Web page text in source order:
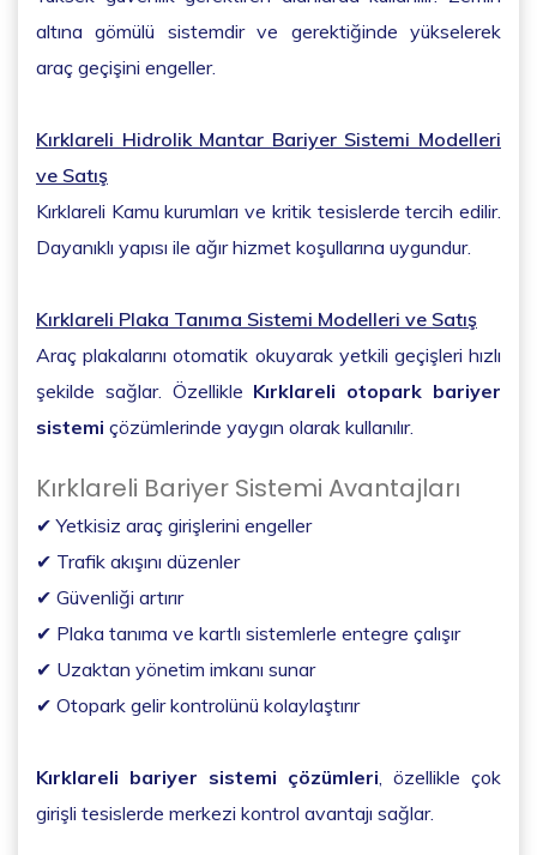
altına gömülü sistemdir ve gerektiğinde yükselerek
araç geçişini engeller.
Kırklareli Hidrolik Mantar Bariyer Sistemi Modelleri
ve Satış
Kırklareli Kamu kurumları ve kritik tesislerde tercih edilir.
Dayanıklı yapısı ile ağır hizmet koşullarına uygundur.
Kırklareli Plaka Tanıma Sistemi Modelleri ve Satış
Araç plakalarını otomatik okuyarak yetkili geçişleri hızlı
şekilde sağlar. Özellikle Kırklareli otopark bariyer
sistemi çözümlerinde yaygın olarak kullanılır.
Kırklareli Bariyer Sistemi Avantajları
✔ Yetkisiz araç girişlerini engeller
✔ Trafik akışını düzenler
✔ Güvenliği artırır
✔ Plaka tanıma ve kartlı sistemlerle entegre çalışır
✔ Uzaktan yönetim imkanı sunar
✔ Otopark gelir kontrolünü kolaylaştırır
Kırklareli bariyer sistemi çözümleri , özellikle çok
girişli tesislerde merkezi kontrol avantajı sağlar.